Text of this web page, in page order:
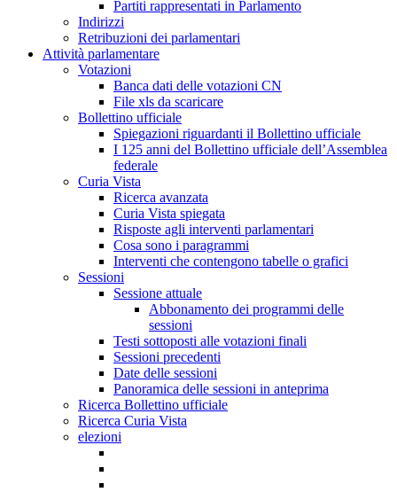
Partiti rappresentati in Parlamento
Indirizzi
Retribuzioni dei parlamentari
Attività parlamentare
Votazioni
Banca dati delle votazioni CN
File xls da scaricare
Bollettino ufficiale
Spiegazioni riguardanti il Bollettino ufficiale
I 125 anni del Bollettino ufficiale dell’Assemblea
federale
Curia Vista
Ricerca avanzata
Curia Vista spiegata
Risposte agli interventi parlamentari
Cosa sono i paragrammi
Interventi che contengono tabelle o grafici
Sessioni
Sessione attuale
Abbonamento dei programmi delle
sessioni
Testi sottoposti alle votazioni finali
Sessioni precedenti
Date delle sessioni
Panoramica delle sessioni in anteprima
Ricerca Bollettino ufficiale
Ricerca Curia Vista
elezioni